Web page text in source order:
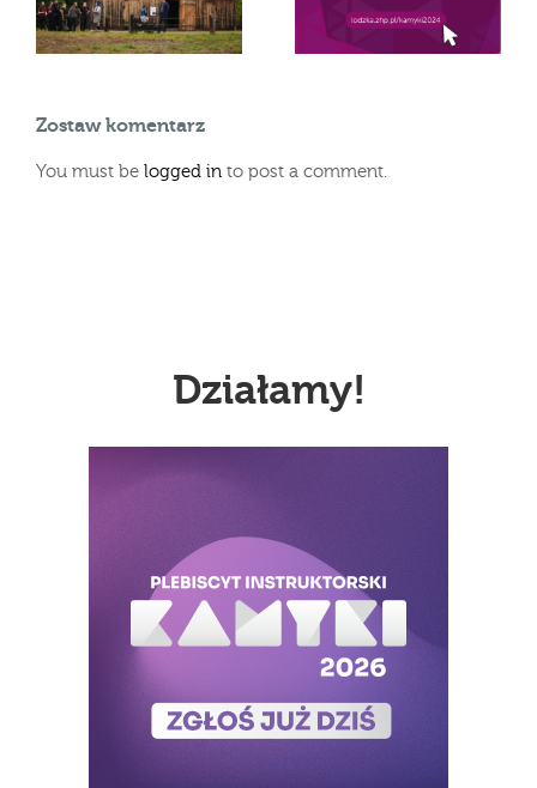
2024
Chorągwiarzy
Zostaw komentarz
You must be logged in to post a comment.
Działamy!